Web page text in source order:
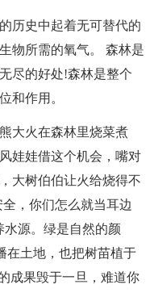
历史中起着无可替代的
物所需的氧气。 森林是
尽的好处!森林是整个
和作用。
大火在森林里烧菜煮
娃娃借这个机会，嘴对
大树伯伯让火给烧得不
，你们怎么就当耳边
水源。绿是自然的颜
在土地，也把树苗植于
成果毁于一旦，难道你